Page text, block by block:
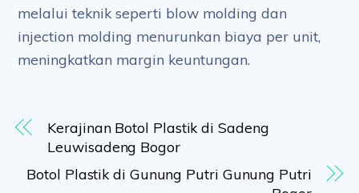
melalui teknik seperti blow molding dan
injection molding menurunkan biaya per unit,
meningkatkan margin keuntungan.
Kerajinan Botol Plastik di Sadeng
Leuwisadeng Bogor
Botol Plastik di Gunung Putri Gunung Putri